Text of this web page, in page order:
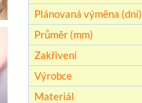
Plánovaná výměna (dní)
Průměr (mm)
Zakřivení
Výrobce
Materiál